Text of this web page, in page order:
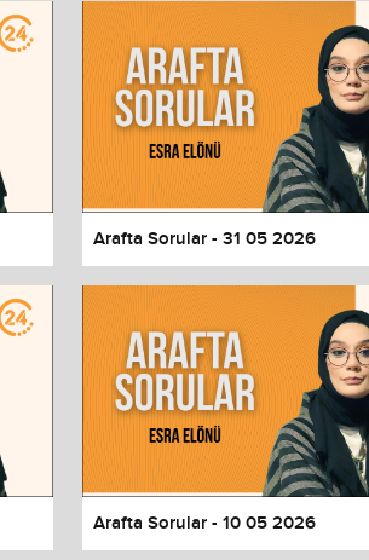
Arafta Sorular - 31 05 2026
Arafta Sorular - 10 05 2026